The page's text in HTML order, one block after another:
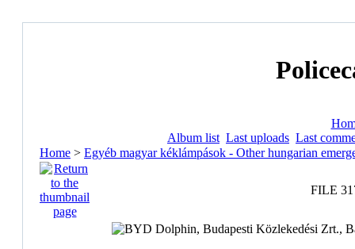
Album list Last uploads Last
Home > Egyéb magyar kéklámpások - Other hungarian
FILE